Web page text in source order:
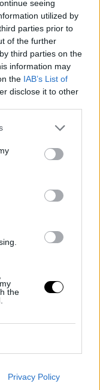
seeing
utilized by
parties prior to
of the further
third parties on the
information may
the IAB’s List of
disclose it to other
the
Privacy Policy
per
al
alla farina
agli aromi.
non diventa
prepari
con
salvia, poi
e olive,
le verdure